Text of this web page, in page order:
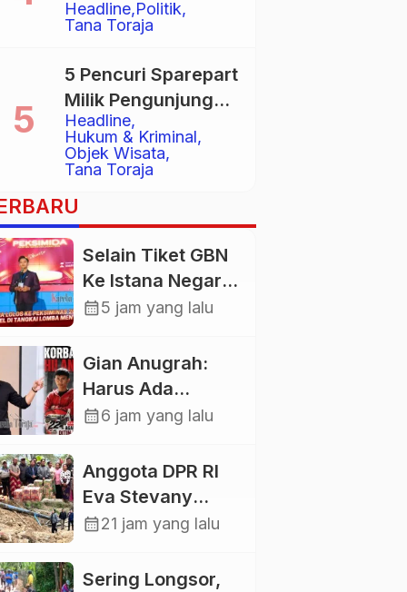
Headline Politik
Tana Toraja
Allorerung dan
Zadrak Tombe
sebagai Bupati dan
Wakil Bupati Tana
Toraja Terpilih
Headline
Hukum & Kriminal
Objek Wisata
Tana Toraja
5 Pencuri Sparepart
Milik Pengunjung
Objek Wisata
Pango-Pango
Ditangkap Polisi
Selain Tiket GBN
Ke Istana Negara,
Mahasiswa UKI
juga Lolos ke
Pekan Seni
Mahasiswa
calendar_month5 jam yang lalu
Gian Anugrah:
Harus Ada
Kepastian Hukum
Agar Keluarga
tidak Larut dalam
Trauma dan
calendar_month6 jam yang lalu
Anggota DPR RI
Eva Stevany
Rataba Salurkan
Warga
calendar_month21 jam yang lalu
Sering Longsor,